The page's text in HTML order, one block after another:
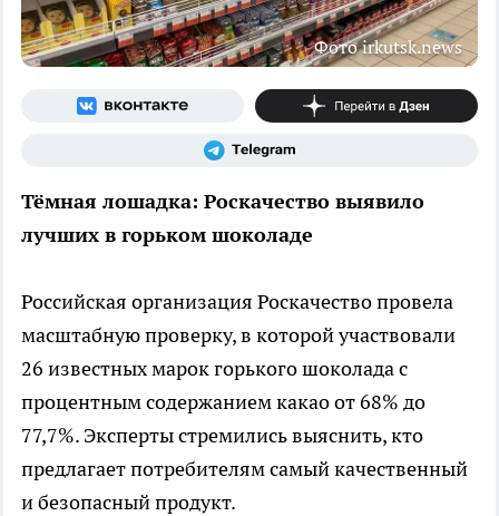
Фото irkutsk.news
Тёмная лошадка: Роскачество выявило
лучших в горьком шоколаде
Российская организация Роскачество провела
масштабную проверку, в которой участвовали
26 известных марок горького шоколада с
процентным содержанием какао от 68% до
77,7%. Эксперты стремились выяснить, кто
предлагает потребителям самый качественный
и безопасный продукт.